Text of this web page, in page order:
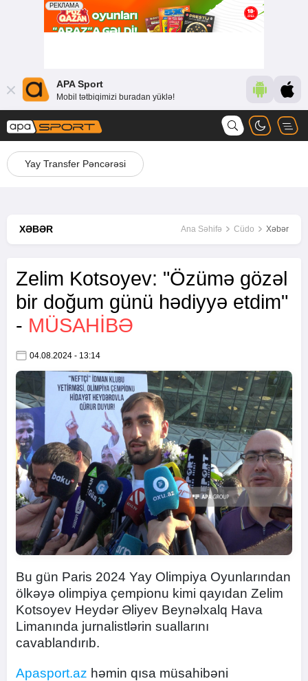
APA Sport
Mobil tətbiqimizi buradan yüklə!
Yay Transfer Pəncərəsi
XƏBƏR Ana Səhifə Cüdo Xəbər
Zelim Kotsoyev: "Özümə gözəl
bir doğum günü hədiyyə etdim"
- MÜSAHIBƏ
04.08.2024 - 13:14
Bu gün Paris 2024 Yay Olimpiya Oyunlarından
ölkəyə olimpiya çempionu kimi qayıdan Zelim
Kotsoyev Heydər Əliyev Beynəlxalq Hava
Limanında jurnalistlərin suallarını
cavablandırıb.
Apasport.az həmin qısa müsahibəni